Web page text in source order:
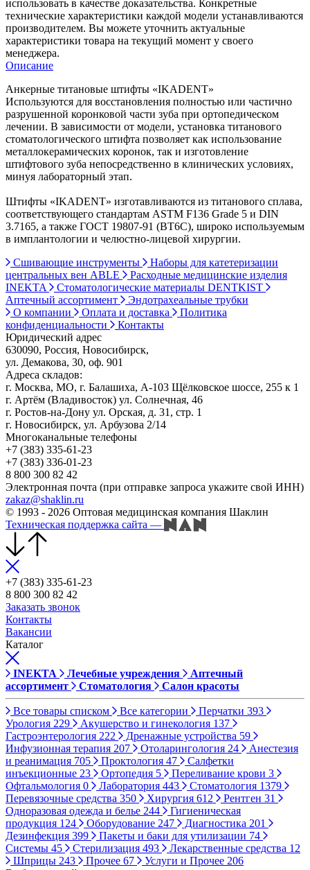
использовать в качестве доказательства. Конкретные
технические характеристики каждой модели устанавливаются
производителем. Вы можете уточнить актуальные
характеристики товара на текущий момент у своего
менеджера.
Описание
Анкерные титановые штифты «IKADENT»
Используются для восстановления полностью или частично
разрушенной коронковой части зуба при ортопедическом
лечении. В зависимости от модели, установка титанового
стоматологического штифта позволяет как использование
металлокерамических коронок, так и изготовление
штифтового зуба непосредственно в клинических условиях,
минуя лабораторный этап.
Штифты «IKADENT» изготавливаются из титанового сплава,
соответствующего стандартам ASTM F136 Grade 5 и DIN
3.7165, а также ГОСТ 19807-91 (ВТ6С), широко используемым
в имплантологии и челюстно-лицевой хирургии.
Сшивающие инструменты
Наборы для катетеризации
центральных вен ABLE
Расходные медицинские изделия
INEKTA
Стоматологические материалы DENTKIST
Аптечный ассортимент
Эндотрахеальные трубки
О компании
Оплата и доставка
Политика
конфиденциальности
Контакты
Юридический адрес
630090, Россия, Новосибирск,
ул. Демакова, 30, оф. 901
Адреса складов:
г. Москва, МО, г. Балашиха, А-103 Щёлковское шоссе, 255 к 1
г. Артём (Владивосток) ул. Солнечная, 46
г. Ростов-на-Дону ул. Орская, д. 31, стр. 1
г. Новосибирск, ул. Арбузова 2/14
Многоканальные телефоны
+7 (383) 335-61-23
+7 (383) 336-01-23
8 800 300 82 42
Электронная почта (при отправке запроса укажите свой ИНН)
zakaz@shaklin.ru
© 1993 - 2026 Оптовая медицинская компания Шаклин
Техническая поддержка сайта —
+7 (383) 335-61-23
8 800 300 82 42
Заказать звонок
Контакты
Вакансии
Каталог
INEKTA Лечебные учреждения
Аптечный
ассортимент
Стоматология Салон красоты
Все товары списком Все категории Перчатки 393
Урология 229 Акушерство и гинекология 137
Гастроэнтерология 222 Дренажные устройства 59
Инфузионная терапия 207 Отоларингология 24
Анестезия
и реанимация 705 Проктология 47
Салфетки
инъекционные 23 Ортопедия 5 Переливание крови 3
Офтальмология 0 Лаборатория 443 Стоматология 1379
Перевязочные средства 350 Хирургия 612 Рентген 31
Одноразовая одежда и белье 244
Гигиеническая
продукция 124 Оборудование 247 Диагностика 201
Дезинфекция 399 Пакеты и баки для утилизации 74
Системы 45 Стерилизация 493 Лекарственные средства 12
Шприцы 243 Прочее 67 Услуги и Прочее 206